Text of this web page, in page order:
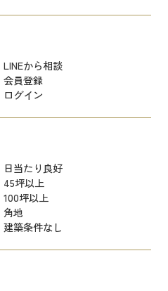
LINEから相談
会員登録
ログイン
日当たり良好
45坪以上
100坪以上
角地
建築条件なし